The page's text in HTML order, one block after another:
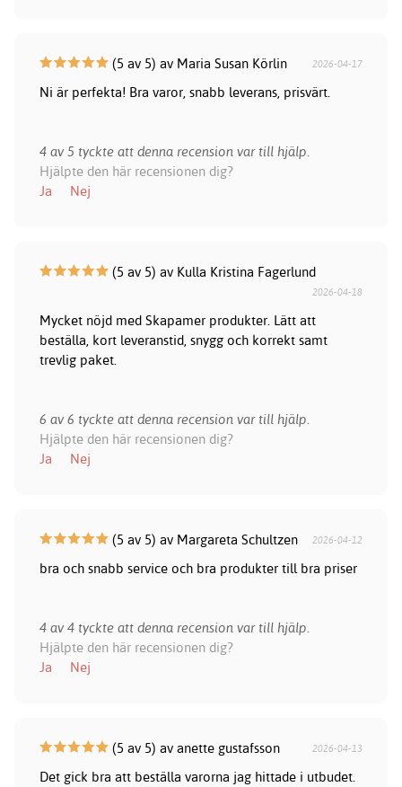
(5 av 5) av Maria Susan Körlin 2026-04-17
Ni är perfekta! Bra varor, snabb leverans, prisvärt.
4 av 5 tyckte att denna recension var till hjälp.
Hjälpte den här recensionen dig?
Ja
Nej
(5 av 5) av Kulla Kristina Fagerlund
2026-04-18
Mycket nöjd med Skapamer produkter. Lätt att
beställa, kort leveranstid, snygg och korrekt samt
trevlig paket.
6 av 6 tyckte att denna recension var till hjälp.
Hjälpte den här recensionen dig?
Ja
Nej
(5 av 5) av Margareta Schultzen 2026-04-12
bra och snabb service och bra produkter till bra priser
4 av 4 tyckte att denna recension var till hjälp.
Hjälpte den här recensionen dig?
Ja
Nej
(5 av 5) av anette gustafsson 2026-04-13
Det gick bra att beställa varorna jag hittade i utbudet.